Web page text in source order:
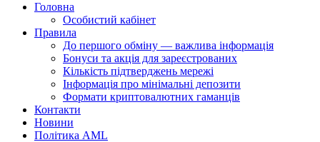
Головна
Особистий кабінет
Правила
До першого обміну — важлива інформація
Бонуси та акція для зареєстрованих
Кількість підтверджень мережі
Інформація про мінімальні депозити
Формати криптовалютних гаманців
Контакти
Новини
Політика AML